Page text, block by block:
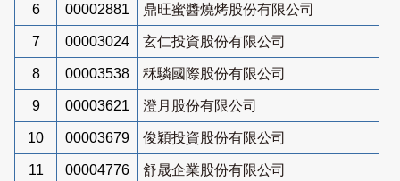
6 00002881 鼎旺蜜醬燒烤股份有限公司
7 00003024 玄仁投資股份有限公司
8 00003538 秝驎國際股份有限公司
9 00003621 澄月股份有限公司
10 00003679 俊穎投資股份有限公司
11 00004776 舒晟企業股份有限公司